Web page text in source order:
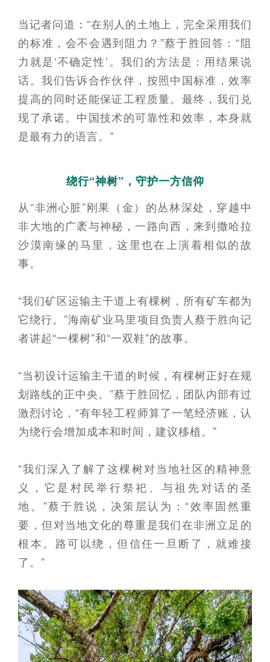
当记者问道：“在别人的土地上，完全采用我们
的标准，会不会遇到阻力？”蔡于胜回答：“阻
力就是‘不确定性’。我们的方法是：用结果说
话。我们告诉合作伙伴，按照中国标准，效率
提高的同时还能保证工程质量。最终，我们兑
现了承诺。中国技术的可靠性和效率，本身就
是最有力的语言。”
绕行“神树”，守护一方信仰
从“非洲心脏”刚果（金）的丛林深处，穿越中
非大地的广袤与神秘，一路向西，来到撒哈拉
沙漠南缘的马里，这里也在上演着相似的故
事。
“我们矿区运输主干道上有棵树，所有矿车都为
它绕行。”海南矿业马里项目负责人蔡于胜向记
者讲起“一棵树”和“一双鞋”的故事。
“当初设计运输主干道的时候，有棵树正好在规
划路线的正中央。”蔡于胜回忆，团队内部有过
激烈讨论，“有年轻工程师算了一笔经济账，认
为绕行会增加成本和时间，建议移植。”
“我们深入了解了这棵树对当地社区的精神意
义，它是村民举行祭祀、与祖先对话的圣
地。”蔡于胜说，决策层认为：“效率固然重
要，但对当地文化的尊重是我们在非洲立足的
根本。路可以绕，但信任一旦断了，就难接
了。”